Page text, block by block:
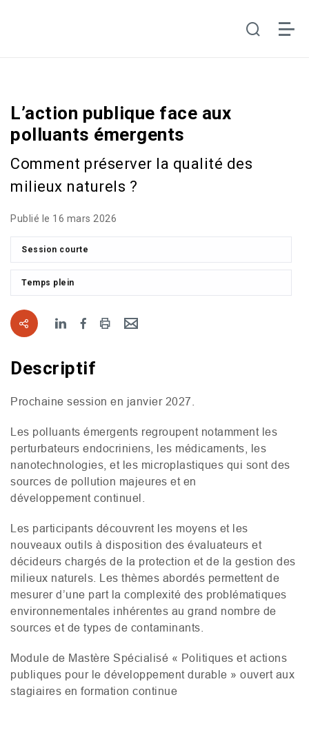
L’action publique face aux
polluants émergents
Comment préserver la qualité des
milieux naturels ?
Publié le 16 mars 2026
Session courte
Temps plein
Descriptif
Prochaine session en janvier 2027.
Les polluants émergents regroupent notamment les
perturbateurs endocriniens, les médicaments, les
nanotechnologies, et les microplastiques qui sont des
sources de pollution majeures et en
développement continuel.
Les participants découvrent les moyens et les
nouveaux outils à disposition des évaluateurs et
décideurs chargés de la protection et de la gestion des
milieux naturels. Les thèmes abordés permettent de
mesurer d’une part la complexité des problématiques
environnementales inhérentes au grand nombre de
sources et de types de contaminants.
Module de Mastère Spécialisé « Politiques et actions
publiques pour le développement durable » ouvert aux
stagiaires en formation continue